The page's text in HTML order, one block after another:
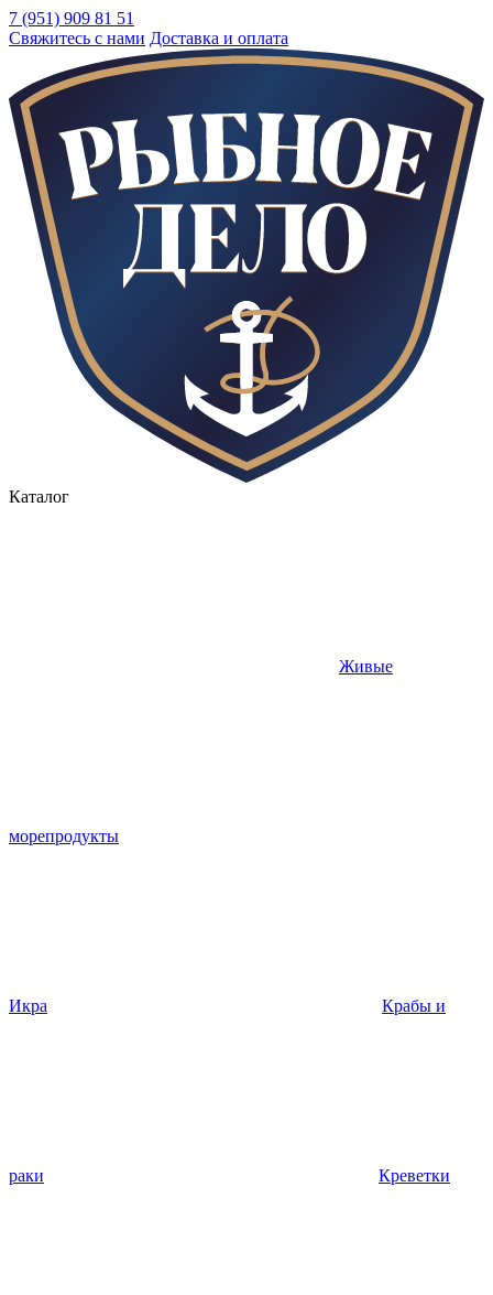
7 (951) 909 81 51
Свяжитесь с нами Доставка и оплата
Каталог
Живые
морепродукты
Икра Крабы и
раки Креветки